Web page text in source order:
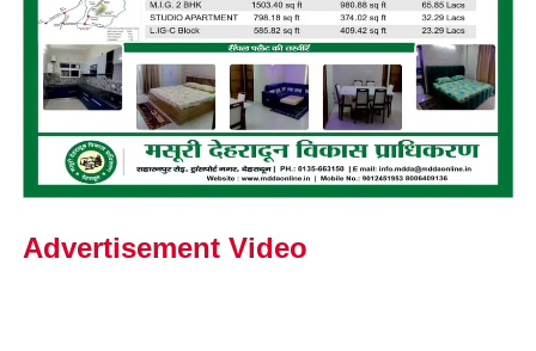
Advertisement Video